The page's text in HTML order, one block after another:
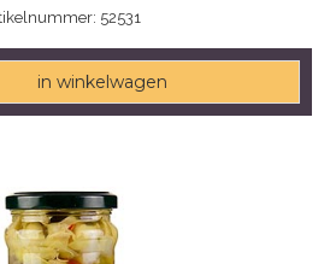
52531
in winkelwagen